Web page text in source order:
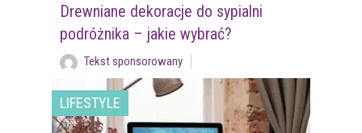
Drewniane dekoracje do sypialni
podróżnika – jakie wybrać?
Tekst sponsorowany
LIFESTYLE